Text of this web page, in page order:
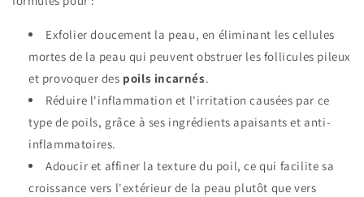
Exfolier doucement la peau, en éliminant les cellules
mortes de la peau qui peuvent obstruer les follicules pileux
et provoquer des poils incarnés.
Réduire l'inflammation et l'irritation causées par ce
type de poils, grâce à ses ingrédients apaisants et anti-
inflammatoires.
Adoucir et affiner la texture du poil, ce qui facilite sa
croissance vers l'extérieur de la peau plutôt que vers